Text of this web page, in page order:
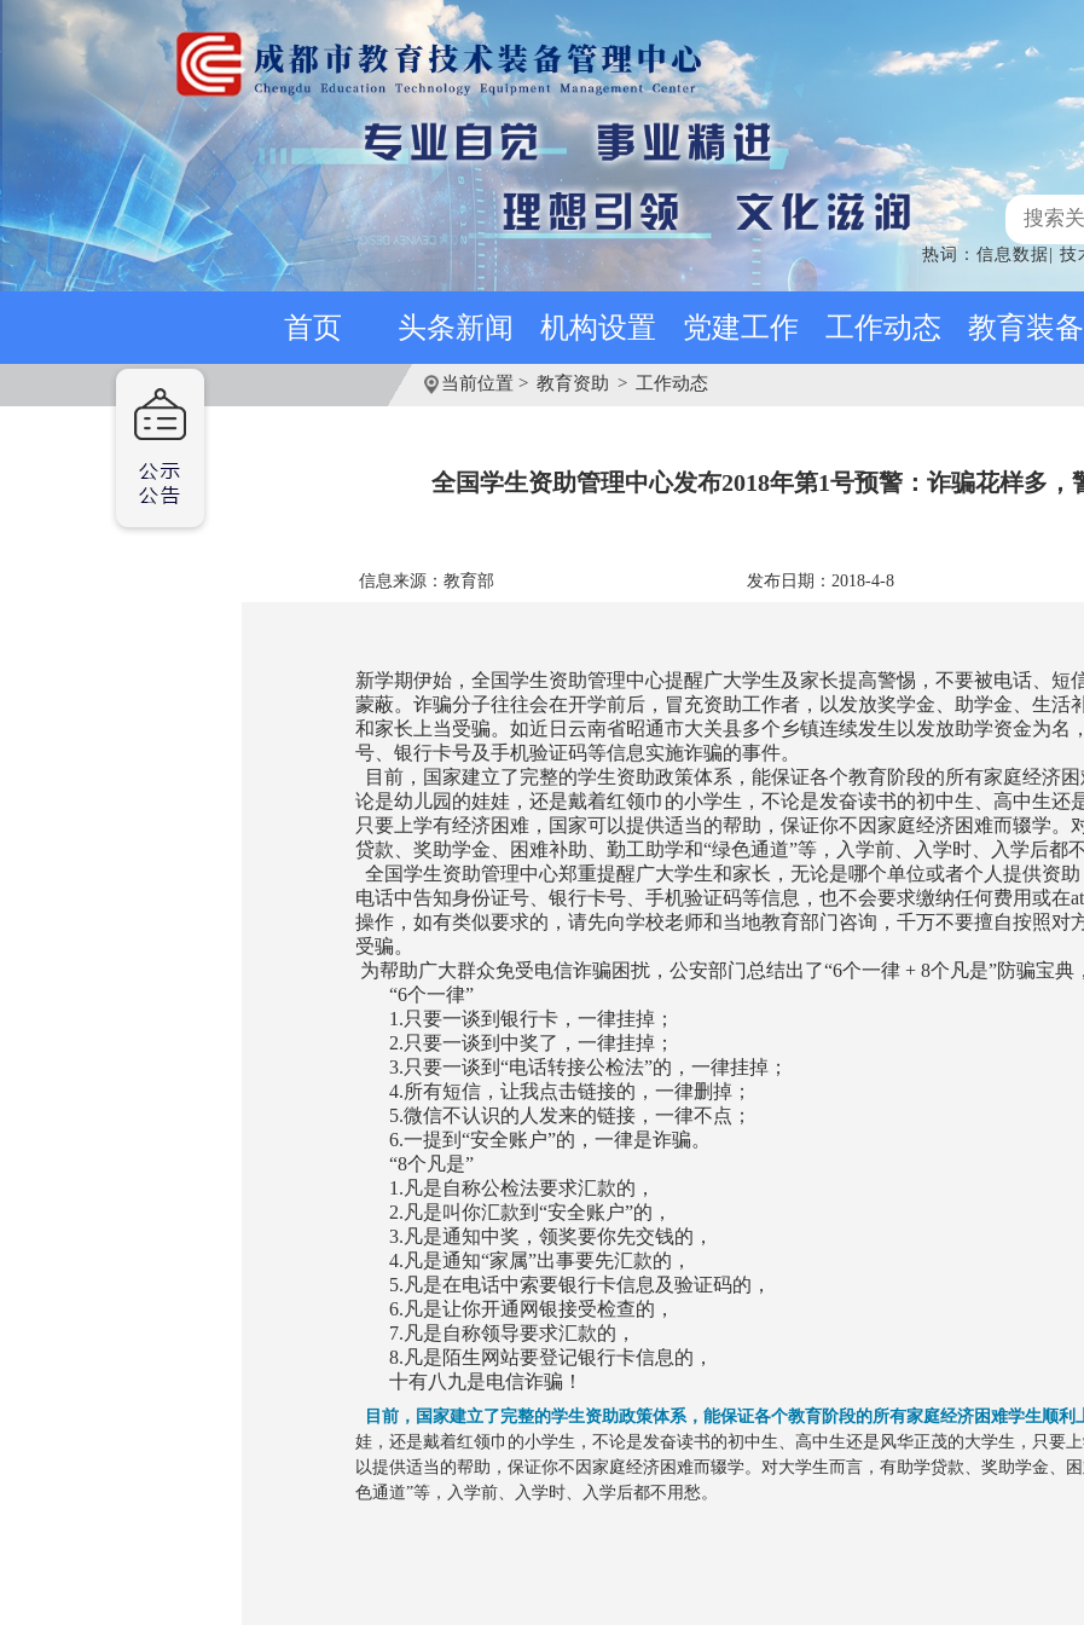
热词： 信息数据 技
首页 头条新闻 机构设置 党建工作 工作动态 教育装备
当前位置 > 教育资助 > 工作动态
全国学生资助管理中心发布2018年第1号预警：诈骗花样多，
信息来源：教育部 发布日期：2018-4-8
新学期伊始，全国学生资助管理中心提醒广大学生及家长提高警惕，不要被电话、短
蒙蔽。诈骗分子往往会在开学前后，冒充资助工作者，以发放奖学金、助学金、生活
和家长上当受骗。如近日云南省昭通市大关县多个乡镇连续发生以发放助学资金为名
号、银行卡号及手机验证码等信息实施诈骗的事件。
目前，国家建立了完整的学生资助政策体系，能保证各个教育阶段的所有家庭经济
论是幼儿园的娃娃，还是戴着红领巾的小学生，不论是发奋读书的初中生、高中生还
只要上学有经济困难，国家可以提供适当的帮助，保证你不因家庭经济困难而辍学。
贷款、奖助学金、困难补助、勤工助学和“绿色通道”等，入学前、入学时、入学后都不
全国学生资助管理中心郑重提醒广大学生和家长，无论是哪个单位或者个人提供资
电话中告知身份证号、银行卡号、手机验证码等信息，也不会要求缴纳任何费用或在
操作，如有类似要求的，请先向学校老师和当地教育部门咨询，千万不要擅自按照对
受骗。
为帮助广大群众免受电信诈骗困扰，公安部门总结出了“6个一律 + 8个凡是”防骗宝典
“6个一律”
1.只要一谈到银行卡，一律挂掉；
2.只要一谈到中奖了，一律挂掉；
3.只要一谈到“电话转接公检法”的，一律挂掉；
4.所有短信，让我点击链接的，一律删掉；
5.微信不认识的人发来的链接，一律不点；
6.一提到“安全账户”的，一律是诈骗。
“8个凡是”
1.凡是自称公检法要求汇款的，
2.凡是叫你汇款到“安全账户”的，
3.凡是通知中奖，领奖要你先交钱的，
4.凡是通知“家属”出事要先汇款的，
5.凡是在电话中索要银行卡信息及验证码的，
6.凡是让你开通网银接受检查的，
7.凡是自称领导要求汇款的，
8.凡是陌生网站要登记银行卡信息的，
十有八九是电信诈骗！
目前，国家建立了完整的学生资助政策体系，能保证各个教育阶段的所有家庭经济困难学生顺利
娃，还是戴着红领巾的小学生，不论是发奋读书的初中生、高中生还是风华正茂的大学生，只要
以提供适当的帮助，保证你不因家庭经济困难而辍学。对大学生而言，有助学贷款、奖助学金、
色通道”等，入学前、入学时、入学后都不用愁。